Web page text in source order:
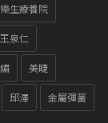
樂生療養院
王泉仁
美睫
邱澤 金屬彈簧